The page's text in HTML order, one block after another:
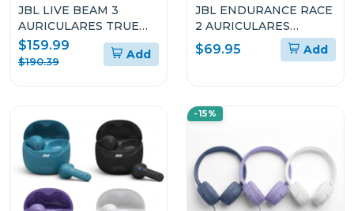
JBL LIVE BEAM 3
AURICULARES TRUE
WIRELESS CON
CANCELACIÓN DE
$159.99
$190.39
Add
JBL ENDURANCE RACE
2 AURICULARES
DEPORTIVOS TRUE
WIRELESS
$69.95 Add
-15%